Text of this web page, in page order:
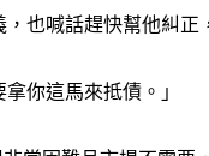
也喊話趕快幫他糾正
你這馬來抵債。」